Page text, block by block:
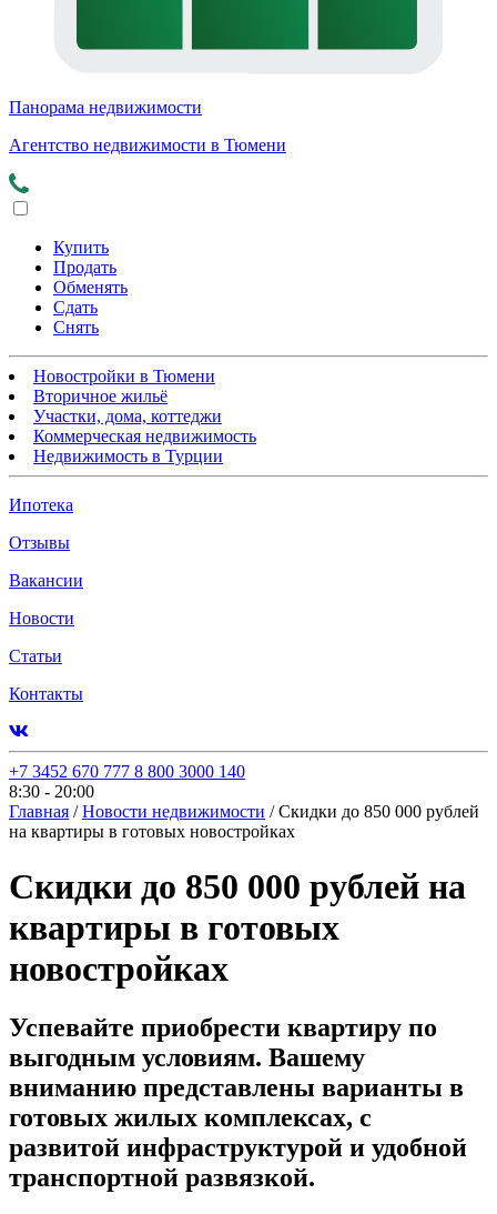
Панорама недвижимости
Агентство недвижимости в Тюмени
Купить
Продать
Обменять
Сдать
Снять
Новостройки в Тюмени
Вторичное жильё
Участки, дома, коттеджи
Коммерческая недвижимость
Недвижимость в Турции
Ипотека
Отзывы
Вакансии
Новости
Статьи
Контакты
+7 3452 670 777 8 800 3000 140
8:30 - 20:00
Главная / Новости недвижимости / Скидки до 850 000 рублей
на квартиры в готовых новостройках
Скидки до 850 000 рублей на
квартиры в готовых
новостройках
Успевайте приобрести квартиру по
выгодным условиям. Вашему
вниманию представлены варианты в
готовых жилых комплексах, с
развитой инфраструктурой и удобной
транспортной развязкой.